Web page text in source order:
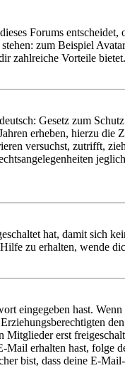
Forums
zum Beispiel
zahlreiche Vorteile bietet.
Gesetz zum
erheben, hierzu
versuchst, zutrifft,
hat, damit sich
zu erhalten, wende
eingegeben hast.
erst
erhalten hast, folge
bist, dass deine E-